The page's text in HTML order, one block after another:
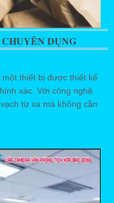
DỤNG
thiết bị được thiết kế
xác. Với công nghệ
từ xa mà không cần